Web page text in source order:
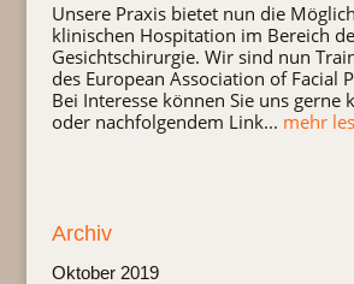
Unsere Praxis bietet nun die
klinischen Hospitation im Bereich
Gesichtschirurgie. Wir sind nun
des European Association of Facial
Bei Interesse können Sie uns gerne
oder nachfolgendem Link... mehr
Archiv
Oktober 2019